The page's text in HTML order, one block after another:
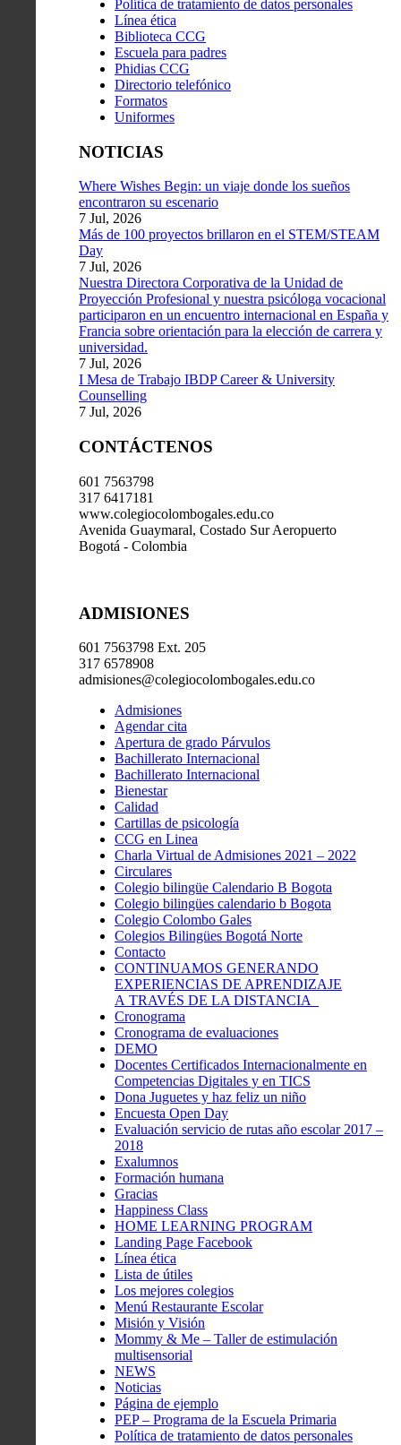
Política de tratamiento de datos personales
Línea ética
Biblioteca CCG
Escuela para padres
Phidias CCG
Directorio telefónico
Formatos
Uniformes
NOTICIAS
Where Wishes Begin: un viaje donde los sueños
encontraron su escenario
7 Jul, 2026
Más de 100 proyectos brillaron en el STEM/STEAM
Day
7 Jul, 2026
Nuestra Directora Corporativa de la Unidad de
Proyección Profesional y nuestra psicóloga vocacional
participaron en un encuentro internacional en España y
Francia sobre orientación para la elección de carrera y
universidad.
7 Jul, 2026
I Mesa de Trabajo IBDP Career & University
Counselling
7 Jul, 2026
CONTÁCTENOS
601 7563798
317 6417181
www.colegiocolombogales.edu.co
Avenida Guaymaral, Costado Sur Aeropuerto
Bogotá - Colombia
ADMISIONES
601 7563798 Ext. 205
317 6578908
admisiones@colegiocolombogales.edu.co
Admisiones
Agendar cita
Apertura de grado Párvulos
Bachillerato Internacional
Bachillerato Internacional
Bienestar
Calidad
Cartillas de psicología
CCG en Linea
Charla Virtual de Admisiones 2021 – 2022
Circulares
Colegio bilingüe Calendario B Bogota
Colegio bilingües calendario b Bogota
Colegio Colombo Gales
Colegios Bilingües Bogotá Norte
Contacto
CONTINUAMOS GENERANDO
EXPERIENCIAS DE APRENDIZAJE
A TRAVÉS DE LA DISTANCIA
Cronograma
Cronograma de evaluaciones
DEMO
Docentes Certificados Internacionalmente en
Competencias Digitales y en TICS
Dona Juguetes y haz feliz un niño
Encuesta Open Day
Evaluación servicio de rutas año escolar 2017 –
2018
Exalumnos
Formación humana
Gracias
Happiness Class
HOME LEARNING PROGRAM
Landing Page Facebook
Línea ética
Lista de útiles
Los mejores colegios
Menú Restaurante Escolar
Misión y Visión
Mommy & Me – Taller de estimulación
multisensorial
NEWS
Noticias
Página de ejemplo
PEP – Programa de la Escuela Primaria
Política de tratamiento de datos personales